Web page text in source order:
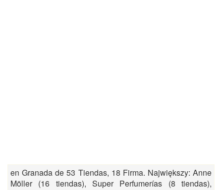
en Granada de 53 Tiendas, 18 Firma. Największy: Anne
Möller (16 tiendas), Super Perfumerías (8 tiendas),